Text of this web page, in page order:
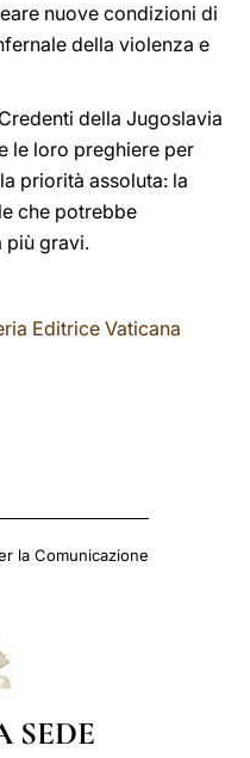
nuove condizioni di
della violenza e
della Jugoslavia
le loro preghiere per
priorità assoluta: la
che potrebbe
più gravi.
Editrice Vaticana
la Comunicazione
SEDE